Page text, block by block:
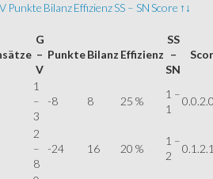
Punkte BilanzEffizienzSS – SNScore ↑↓
G
–
V
PunkteBilanz Effizienz
SS
–
SN
1
–
3
-8 8 25 %
1 –
1
2
–
8
-24 16 20 %
1 –
2